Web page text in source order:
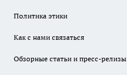
Политика этики
Как с нами связаться
Обзорные статьи и пресс-релизы